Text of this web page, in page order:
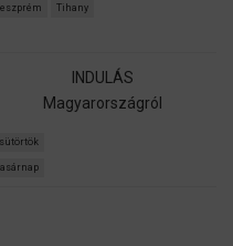
Tihany
INDULÁS
Magyarországról